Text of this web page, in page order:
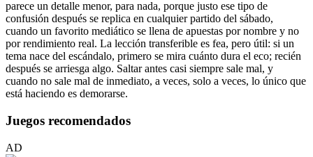
parece un detalle menor, para nada, porque justo ese tipo de
confusión después se replica en cualquier partido del sábado,
cuando un favorito mediático se llena de apuestas por nombre y no
por rendimiento real. La lección transferible es fea, pero útil: si un
tema nace del escándalo, primero se mira cuánto dura el eco; recién
después se arriesga algo. Saltar antes casi siempre sale mal, y
cuando no sale mal de inmediato, a veces, solo a veces, lo único que
está haciendo es demorarse.
Juegos recomendados
AD